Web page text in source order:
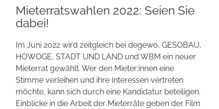
Mieterrats­wahlen 2022: Seien Sie
dabei!
Im Juni 2022 wird zeitgleich bei degewo, GESOBAU,
HOWOGE, STADT UND LAND und WBM ein neuer
Mieterrat gewählt. Wer den Mieter:innen eine
Stimme verleihen und ihre Interessen vertreten
möchte, kann sich durch eine Kandidatur beteiligen.
Einblicke in die Arbeit der Mieterräte geben der Film